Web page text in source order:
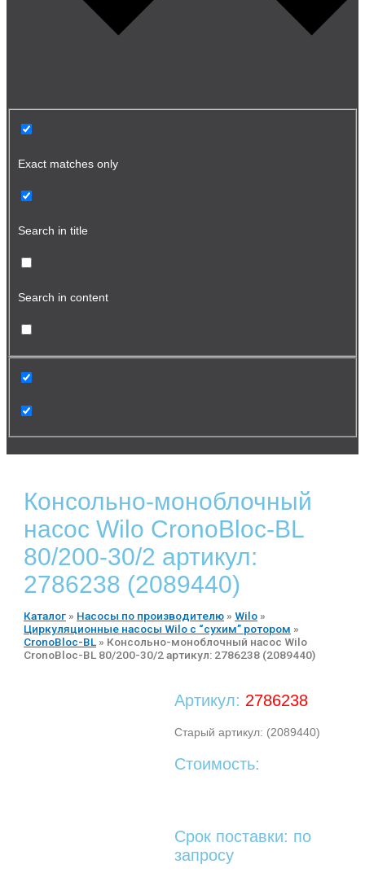
Exact matches only
Search in title
Search in content
Консольно-моноблочный
насос Wilo CronoBloc-BL
80/200-30/2 артикул:
2786238 (2089440)
Каталог » Насосы по производителю »Wilo »
Циркуляционные насосы Wilo с “сухим” ротором »
CronoBloc-BL » Консольно-моноблочный насос Wilo
CronoBloc-BL 80/200-30/2 артикул: 2786238 (2089440)
Артикул: 2786238
Старый артикул: (2089440)
Стоимость:
Срок поставки: по
запросу